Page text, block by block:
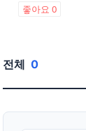
좋아요 0
전체 0